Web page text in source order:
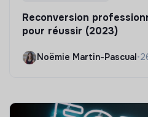
Reconversion
pour réussir (2023)
Noëmie Martin-Pascual •